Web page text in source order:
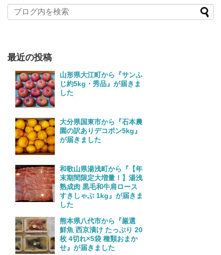
最近の投稿
山形県大江町から『サンふ
じ約5kg・秀品』が届きま
した
大分県国東市から『石本農
園の訳ありデコポン5kg』
が届きました
和歌山県湯浅町から『【年
末期間限定大増量！】湯浅
熟成肉 黒毛和牛肩ロース
すきしゃぶ 1kg』が届きま
した
熊本県八代市から『厳選
鮮魚 西京漬け たっぷり 20
枚 4切れ×5袋 種類おまか
せ』が届きました